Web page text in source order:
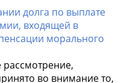
долга по выплате
входящей в
морального
во внимание то,